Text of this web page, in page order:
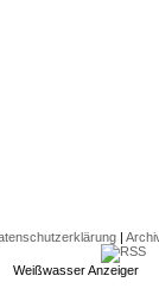
|
Weißwasser Anzeiger